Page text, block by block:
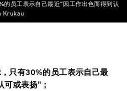
的员工表示自己最近“因工作出色而得到认
Krukau
只有30%的员工表示自己最
或表扬”；